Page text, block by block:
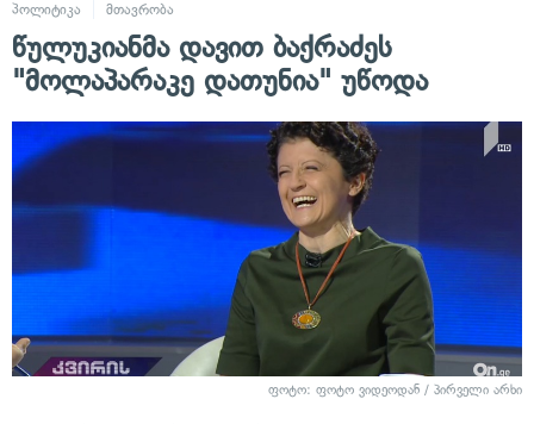
პოლიტიკა
მთავრობა
წულუკიანმა დავით ბაქრაძეს
"მოლაპარაკე დათუნია" უწოდა
ფოტო: ფოტო ვიდეოდან / პირველი არხი